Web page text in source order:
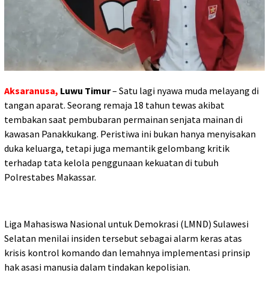
Aksaranusa, Luwu Timur– Satu lagi nyawa muda melayang di
tangan aparat. Seorang remaja 18 tahun tewas akibat
tembakan saat pembubaran permainan senjata mainan di
kawasan Panakkukang. Peristiwa ini bukan hanya menyisakan
duka keluarga, tetapi juga memantik gelombang kritik
terhadap tata kelola penggunaan kekuatan di tubuh
Polrestabes Makassar.
Liga Mahasiswa Nasional untuk Demokrasi (LMND) Sulawesi
Selatan menilai insiden tersebut sebagai alarm keras atas
krisis kontrol komando dan lemahnya implementasi prinsip
hak asasi manusia dalam tindakan kepolisian.